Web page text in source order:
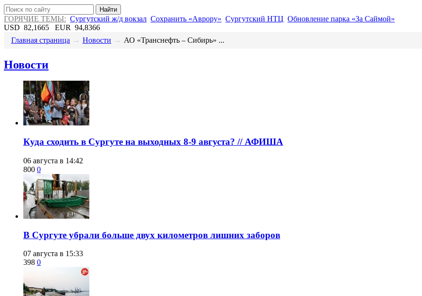
Найти
ГОРЯЧИЕ ТЕМЫ: Сургутский ж/д вокзал Сохранить «Аврору» Сургутский НТЦ Обновление парка «За Саймой»
USD 82,1665 EUR 94,8366
Главная страница → Новости → ​АО «Транснефть – Сибирь» ...
Новости
​Куда сходить в Сургуте на выходных 8-9 августа? // АФИША
06 августа в 14:42
800 0
​В Сургуте убрали больше двух километров лишних заборов
07 августа в 15:33
398 0